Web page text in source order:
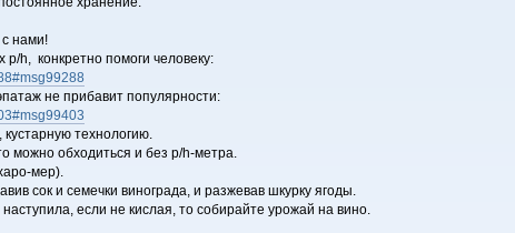
с нами!
p/h, конкретно помоги человеку:
не прибавит популярности:
технологию.
обходиться и без p/h-метра.
мер).
сок и семечки винограда, и разжевав шкурку ягоды.
если не кислая, то собирайте урожай на вино.